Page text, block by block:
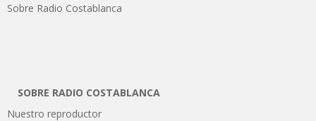
Sobre Radio Costablanca
SOBRE RADIO COSTABLANCA
Nuestro reproductor